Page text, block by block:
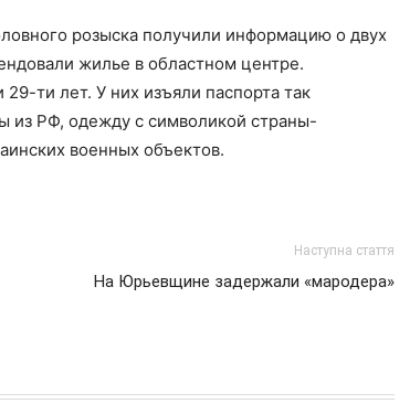
розыска получили информацию о двух
жилье в областном центре.
ти лет. У них изъяли паспорта так
из РФ, одежду с символикой страны-
военных объектов.
Наступна стаття
На Юрьевщине задержали «мародера»